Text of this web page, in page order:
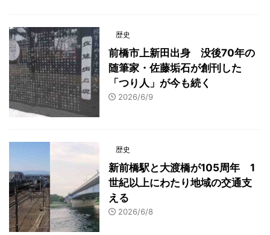
歴史
前橋市上新田出身 没後70年の
随筆家・佐藤垢石が創刊した
「つり人」が今も続く
2026/6/9
歴史
新前橋駅と大渡橋が105周年 1
世紀以上にわたり地域の交通支
える
2026/6/8